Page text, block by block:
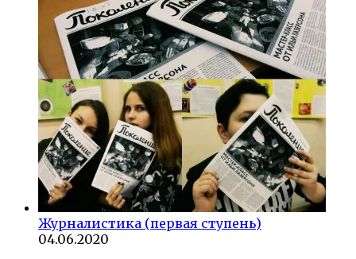
Журналистика (первая ступень)
04.06.2020